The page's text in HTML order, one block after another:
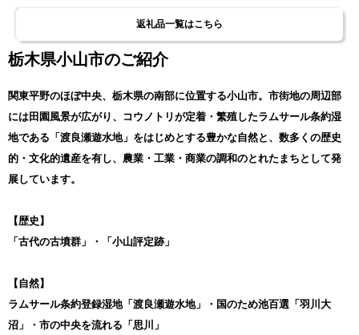
返礼品一覧はこちら
栃木県小山市のご紹介
関東平野のほぼ中央、栃木県の南部に位置する小山市。市街地の周辺部
には田園風景が広がり、コウノトリが定着・繁殖したラムサール条約湿
地である「渡良瀬遊水地」をはじめとする豊かな自然と、数多くの歴史
的・文化的遺産を有し、農業・工業・商業の調和のとれたまちとして発
展しています。
【歴史】
「古代の古墳群」・「小山評定跡」
【自然】
ラムサール条約登録湿地「渡良瀬遊水地」・国のため池百選「羽川大
沼」・市の中央を流れる「思川」